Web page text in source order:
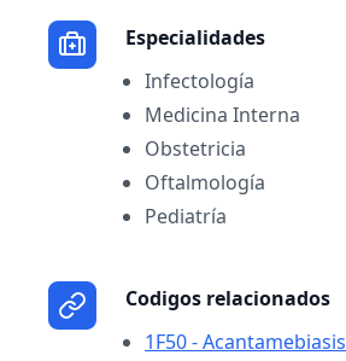
Especialidades
Infectología
Medicina Interna
Obstetricia
Oftalmología
Pediatría
Codigos relacionados
1F50 - Acantamebiasis